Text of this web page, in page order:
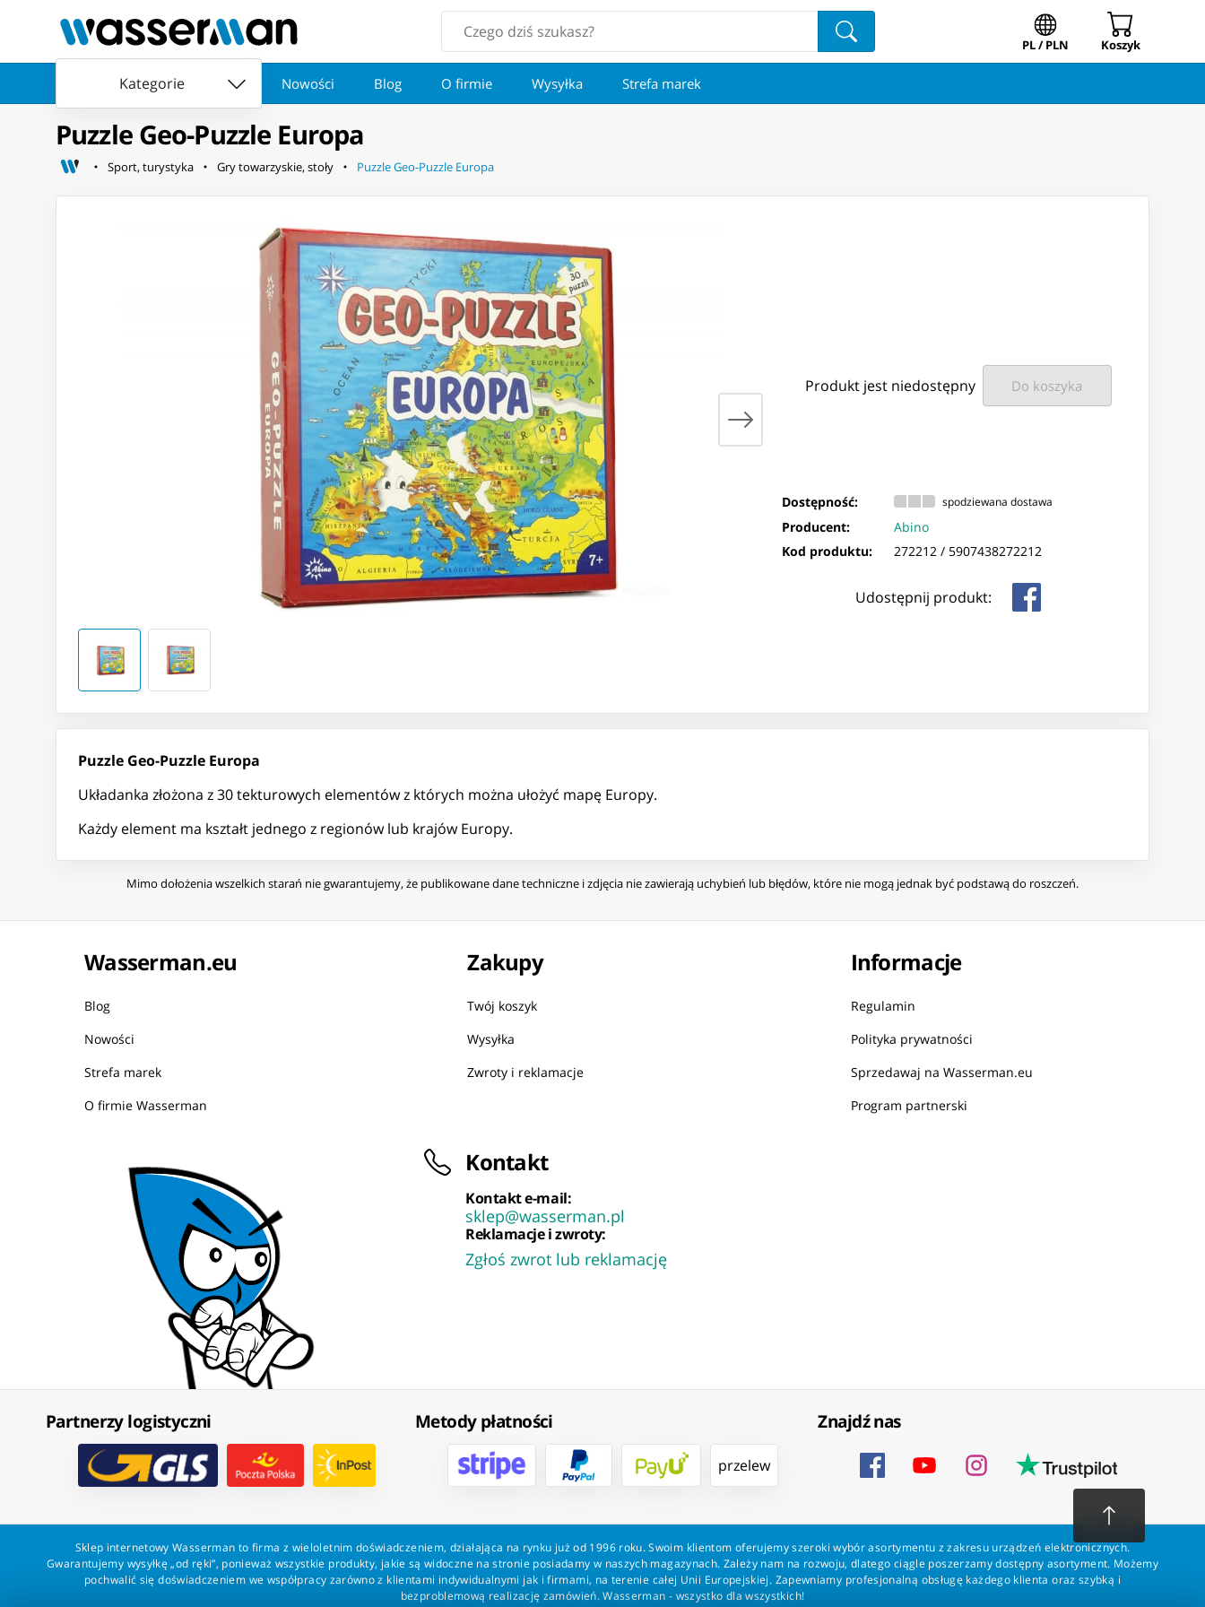
PL / PLN Koszyk
Kategorie Nowości Blog O firmie Wysyłka Strefa marek
Puzzle Geo-Puzzle Europa
Sport, turystyka Gry towarzyskie, stoły Puzzle Geo-Puzzle Europa
Produkt jest niedostępny Do koszyka
Dostępność: spodziewana dostawa
Producent:
Abino
Kod produktu:
272212 / 5907438272212
Udostępnij produkt:
Puzzle Geo-Puzzle Europa
Układanka złożona z 30 tekturowych elementów z których można ułożyć mapę Europy.
Każdy element ma kształt jednego z regionów lub krajów Europy.
Mimo dołożenia wszelkich starań nie gwarantujemy, że publikowane dane techniczne i zdjęcia nie zawierają uchybień lub błędów, które nie mogą jednak być podstawą do roszczeń.
Wasserman.eu
Blog
Nowości
Strefa marek
O firmie Wasserman
Zakupy
Twój koszyk
Wysyłka
Zwroty i reklamacje
Informacje
Regulamin
Polityka prywatności
Sprzedawaj na Wasserman.eu
Program partnerski
Kontakt
Kontakt e-mail:
sklep@wasserman.pl
Reklamacje i zwroty:
Zgłoś zwrot lub reklamację
Partnerzy logistyczni Metody płatności
przelew
Znajdź nas
Sklep internetowy Wasserman to firma z wieloletnim doświadczeniem, działająca na rynku już od 1996 roku. Swoim klientom oferujemy szeroki wybór asortymentu z zakresu urządzeń elektronicznych.
Gwarantujemy wysyłkę „od ręki”, ponieważ wszystkie produkty, jakie są widoczne na stronie posiadamy w naszych magazynach. Zależy nam na rozwoju, dlatego ciągle poszerzamy dostępny asortyment. Możemy
pochwalić się doświadczeniem we współpracy zarówno z klientami indywidualnymi jak i firmami, na terenie całej Unii Europejskiej. Zapewniamy profesjonalną obsługę każdego klienta oraz szybką i
bezproblemową realizację zamówień. Wasserman - wszystko dla wszystkich!